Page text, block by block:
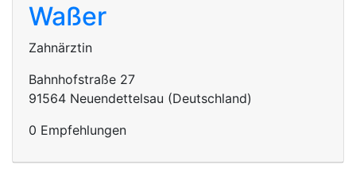
Waßer
Zahnärztin
Bahnhofstraße 27
91564 Neuendettelsau (Deutschland)
0 Empfehlungen